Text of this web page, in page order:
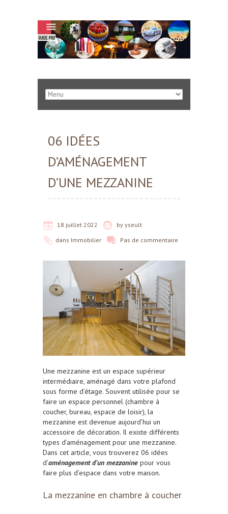
06 IDÉES
D’AMÉNAGEMENT
D’UNE MEZZANINE
18 juillet 2022 by yseult
dans Immobilier Pas de commentaire
Une mezzanine est un espace supérieur
intermédiaire, aménagé dans votre plafond
sous forme d’étage. Souvent utilisée pour se
faire un espace personnel (chambre à
coucher, bureau, espace de loisir), la
mezzanine est devenue aujourd’hui un
accessoire de décoration. Il existe différents
types d’aménagement pour une mezzanine.
Dans cet article, vous trouverez 06 idées
d’aménagement d’un mezzanine pour vous
faire plus d’espace dans votre maison.
La mezzanine en chambre à coucher